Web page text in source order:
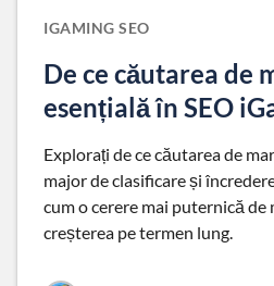
IGAMING SEO
De ce căutarea de
esențială în SEO
Explorați de ce căutarea de
major de clasificare și
cum o cerere mai puternică de
creșterea pe termen lung.